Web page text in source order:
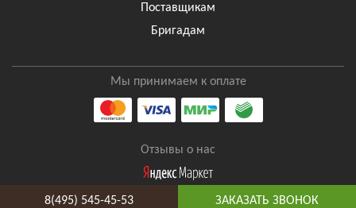
Поставщикам
Бригадам
Мы принимаем к оплате
Отзывы о нас
8(495) 545-45-53 ЗАКАЗАТЬ ЗВОНОК